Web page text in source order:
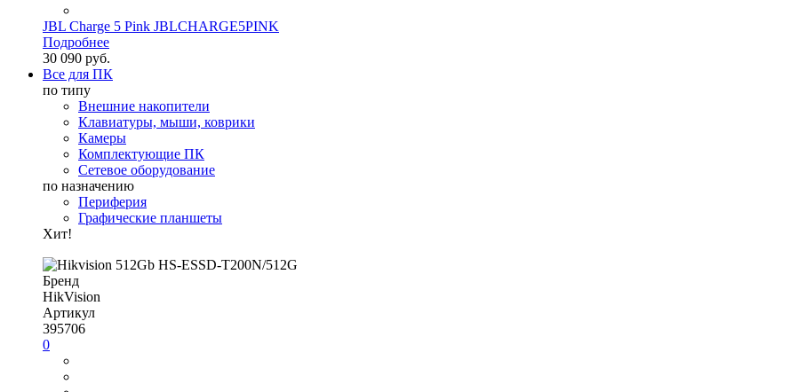
JBL Charge 5 Pink JBLCHARGE5PINK
Подробнее
30 090 руб.
Все для ПК
по типу
Внешние накопители
Клавиатуры, мыши, коврики
Камеры
Комплектующие ПК
Сетевое оборудование
по назначению
Периферия
Графические планшеты
Хит!
Бренд
HikVision
Артикул
395706
0